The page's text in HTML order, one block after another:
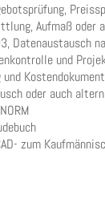
Aufmaß oder
Datenaustausch
und
oder auch
zum